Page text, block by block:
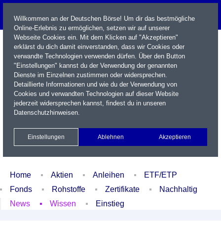
Name / WKN / ISIN / Kürzel
Xetra Realtime
Watchlist Portfolio Login
Home Aktien Anleihen
ETF/ETP
Fonds
Rohstoffe Zertifikate
Nachhaltig
News
Wissen Einstieg
Willkommen an der Deutschen Börse! Um dir das bestmögliche
Online-Erlebnis zu ermöglichen, setzen wir auf unserer
Webseite Cookies ein. Mit dem Klicken auf "Akzeptieren"
erklärst du dich damit einverstanden, dass wir Cookies oder
verwandte Technologien verwenden dürfen. Über den Button
"Einstellungen" kannst du der Verwendung der genannten
Dienste im Einzelnen zustimmen oder widersprechen.
Detaillierte Informationen und wie du der Verwendung von
Cookies und verwandten Technologien auf dieser Website
jederzeit widersprechen kannst, findest du in unseren
Datenschutzhinweisen.
Einstellungen Ablehnen Akzeptieren